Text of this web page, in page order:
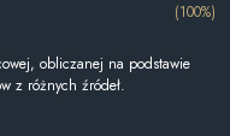
(100%)
obliczanej na podstawie
z różnych źródeł.